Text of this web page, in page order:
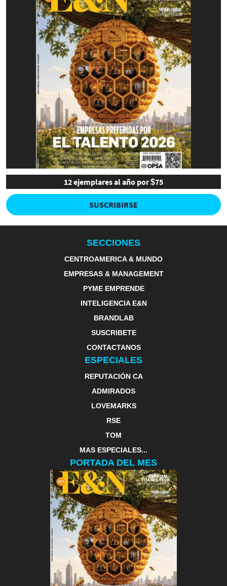
12 ejemplares al año por $75
SUSCRIBIRSE
SECCIONES
CENTROAMERICA & MUNDO
EMPRESAS & MANAGEMENT
PYME EMPRENDE
INTELIGENCIA E&N
BRANDLAB
SUSCRIBETE
CONTACTANOS
ESPECIALES
REPUTACIÓN CA
ADMIRADOS
LOVEMARKS
RSE
TOM
MAS ESPECIALES...
PORTADA DEL MES